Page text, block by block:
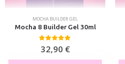
MOCHA BUILDER GEL
Mocha 8 Builder Gel 30ml
0out of 5
32,90 €